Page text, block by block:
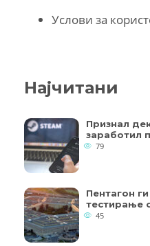
Услови за
Најчитани
Признал
заработил
79
Пентагон
тестирање
45